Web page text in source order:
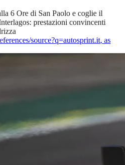
6 Ore di San Paolo e coglie il
prestazioni convincenti
source?q=autosprint.it, as